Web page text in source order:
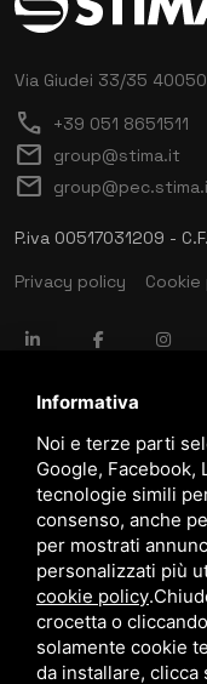
Via Giudei 33/35
call +39 051 8651511
mail group@stima.it
mail
P.iva 00517031209 -
Privacy policy
Cookie
language ITALIANO
download Catalogo Stima
download Politica qualità e
Informativa
Noi e terze parti
Google, Facebook,
tecnologie simili
consenso, anche
per mostrati
personalizzati più
cookie policy.
crocetta o
solamente cookie
da installare, clicca